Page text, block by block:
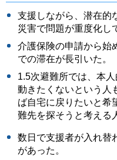
支援しながら、潜在的
災害で問題が重度化し
介護保険の申請から始
での滞在が長引いた。
1.5次避難所では、本
動きたくないという人
ば自宅に戻りたいと希
難先を探そうと考える
数日で支援者が入れ替
があった。